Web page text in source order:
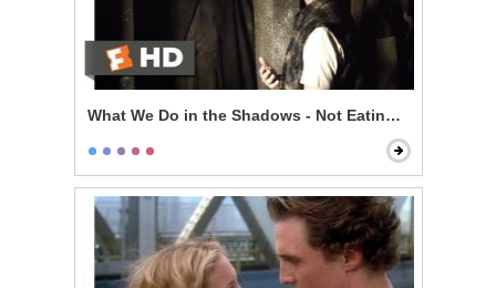
What We Do in the Shadows - Not Eating Stu